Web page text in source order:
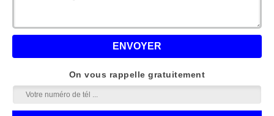
On vous rappelle gratuitement